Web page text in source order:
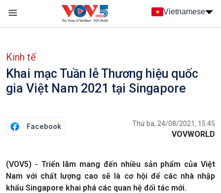
Nhảy đến nội dung
Vietnamese
Kinh tế
Khai mạc Tuần lễ Thương hiệu quốc
gia Việt Nam 2021 tại Singapore
Facebook Thứ ba, 24/08/2021, 15:45
VOVWORLD
(VOV5) - Triển lãm mang đến nhiều sản phẩm của Việt
Nam với chất lượng cao sẽ là cơ hội để các nhà nhập
khẩu Singapore khai phá các quan hệ đối tác mới.